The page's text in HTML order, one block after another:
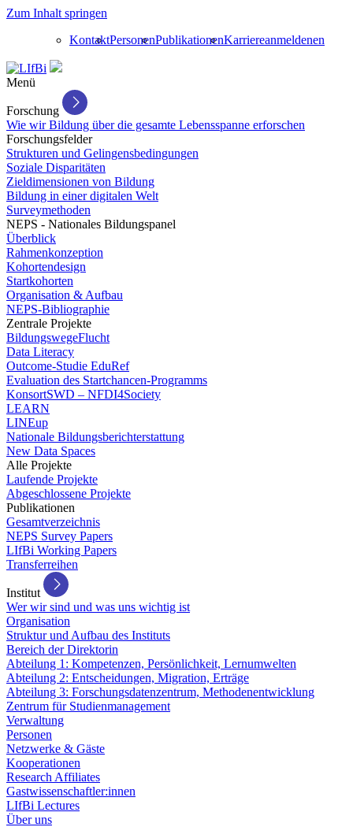
Zum Inhalt springen
KontaktPersonenPublikationenKarriereanmeldenen
Menü
Forschung
Wie wir Bildung über die gesamte Lebensspanne erforschen
Forschungsfelder
Strukturen und Gelingensbedingungen
Soziale Disparitäten
Zieldimensionen von Bildung
Bildung in einer digitalen Welt
Surveymethoden
NEPS - Nationales Bildungspanel
Überblick
Rahmenkonzeption
Kohortendesign
Startkohorten
Organisation & Aufbau
NEPS-Bibliographie
Zentrale Projekte
BildungswegeFlucht
Data Literacy
Outcome-Studie EduRef
Evaluation des Startchancen-Programms
KonsortSWD – NFDI4Society
LEARN
LINEup
Nationale Bildungsberichterstattung
New Data Spaces
Alle Projekte
Laufende Projekte
Abgeschlossene Projekte
Publikationen
Gesamtverzeichnis
NEPS Survey Papers
LIfBi Working Papers
Transferreihen
Institut
Wer wir sind und was uns wichtig ist
Organisation
Struktur und Aufbau des Instituts
Bereich der Direktorin
Abteilung 1: Kompetenzen, Persönlichkeit, Lernumwelten
Abteilung 2: Entscheidungen, Migration, Erträge
Abteilung 3: Forschungsdatenzentrum, Methodenentwicklung
Zentrum für Studienmanagement
Verwaltung
Personen
Netzwerke & Gäste
Kooperationen
Research Affiliates
Gastwissenschaftler:innen
LIfBi Lectures
Über uns